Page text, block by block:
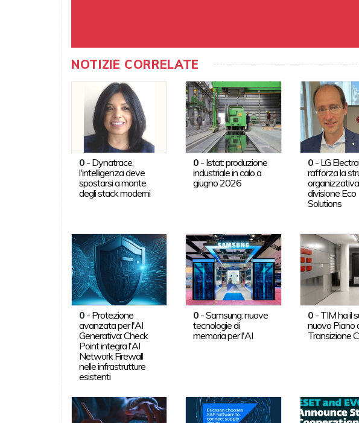
NOTIZIE CORRELATE
0- Dynatrace,
l'intelligenza deve
spostarsi a monte
degli stack moderni
0 - Istat: produzione
industriale in calo a
giugno 2026
0- LG
rafforza la
divisione Eco
Solutions
0- Protezione
avanzata per l'AI
Generativa: Check
Point integra l'AI
Network Firewall
nelle infrastrutture
esistenti
0 -Samsung: nuove
tecnologie di
memoria per l'AI
0- TIM ha il
nuovo Piano
Transizione